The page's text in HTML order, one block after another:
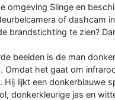
omgeving Slinge en
of dashcam
brandstichting te zien?
beelden is de man
Omdat het gaat om
Hij lijkt een donkerblauwe
donkerkleurige jas en